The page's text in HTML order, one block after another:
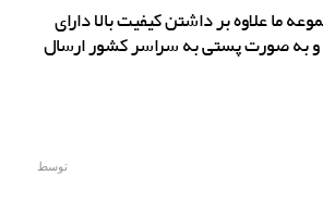
ما علاوه بر داشتن کیفیت بالا دارای
و به صورت پستی به سراسر کشور ارسال
توسط